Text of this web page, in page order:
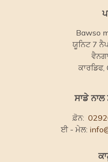
Bawso
ਯੂਨਿਟ 7
ਕਾਰਡਿਫ,
ਸਾਡੇ
ਫ਼ੋਨ:
ਈ - ਮੇਲ: